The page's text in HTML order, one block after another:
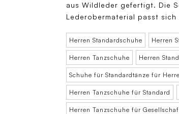
aus Wildleder gefertigt. Die
Lederobermaterial passt sich
Herren Standardschuhe Herren
Herren Tanzschuhe Herren
Schuhe für Standardtänze für
Herren Tanzschuhe für Standard
Herren Tanzschuhe für